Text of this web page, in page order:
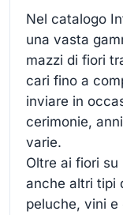
Nel catalogo
una vasta
mazzi di fiori
cari fino a
inviare in
cerimonie,
varie.
Oltre ai fiori
anche altri tipi
peluche, vini